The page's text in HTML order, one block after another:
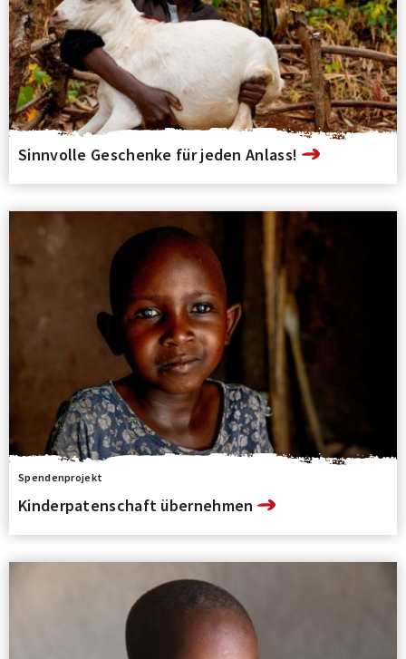
Sinnvolle Geschenke für jeden Anlass!
Kinderpatenschaft übernehmen
Spendenprojekt